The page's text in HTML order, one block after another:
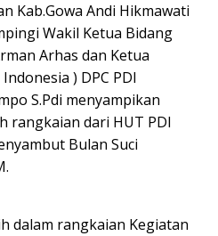
Kab.Gowa Andi Hikmawati
Wakil Ketua Bidang
Arhas dan Ketua
) DPC PDI
S.Pdi menyampikan
rangkaian dari HUT PDI
Bulan Suci
dalam rangkaian Kegiatan